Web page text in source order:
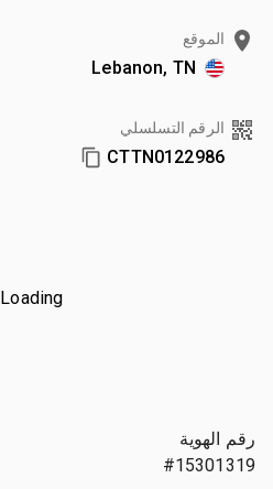
الموقع
Lebanon, TN
الرقم التسلسلي
CTTN0122986
Loading...
رقم الهوية
#15301319